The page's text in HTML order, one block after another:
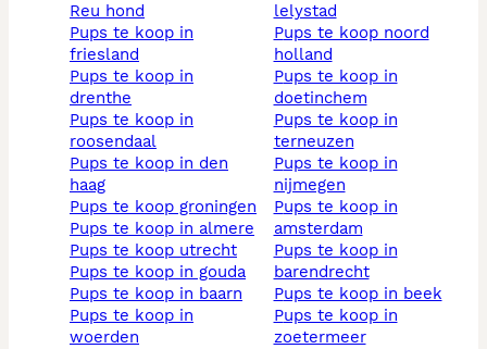
reu hond
pups te koop in
friesland
pups te koop in
drenthe
pups te koop in
roosendaal
pups te koop in den
haag
pups te koop groningen
pups te koop in almere
pups te koop utrecht
pups te koop in gouda
pups te koop in baarn
pups te koop in
woerden
lelystad
pups te koop noord
holland
pups te koop in
doetinchem
pups te koop in
terneuzen
pups te koop in
nijmegen
pups te koop in
amsterdam
pups te koop in
barendrecht
pups te koop in beek
pups te koop in
zoetermeer